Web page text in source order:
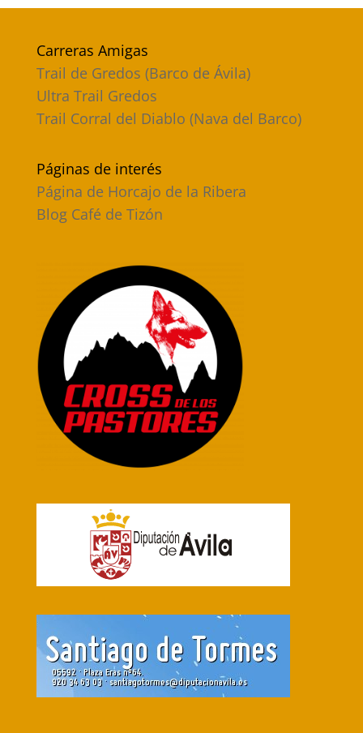
Carreras Amigas
Trail de Gredos (Barco de Ávila)
Ultra Trail Gredos
Trail Corral del Diablo (Nava del Barco)
Páginas de interés
Página de Horcajo de la Ribera
Blog Café de Tizón